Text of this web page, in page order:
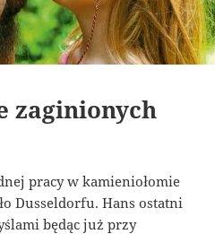
zaginionych
pracy w kamieniołomie
Dusseldorfu. Hans ostatni
będąc już przy